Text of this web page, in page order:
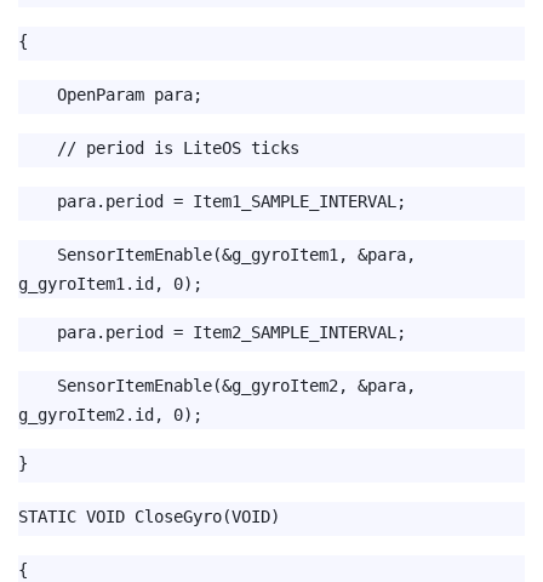
{
OpenParam para;
// period is LiteOS ticks
para.period = Item1_SAMPLE_INTERVAL;
SensorItemEnable(&g_gyroItem1, &para,
g_gyroItem1.id, 0);
para.period = Item2_SAMPLE_INTERVAL;
SensorItemEnable(&g_gyroItem2, &para,
g_gyroItem2.id, 0);
}
STATIC VOID CloseGyro(VOID)
{